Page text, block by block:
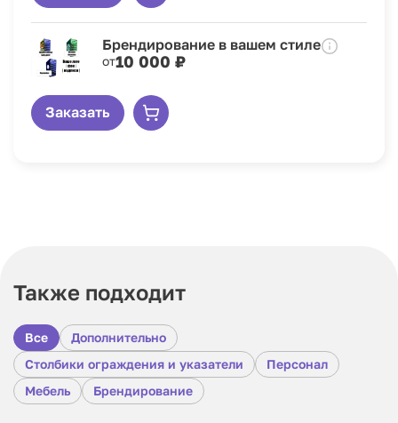
Брендирование в вашем стиле
от10 000 ₽
Заказать
Также подходит
Все
Дополнительно
Столбики ограждения и указатели
Персонал
Мебель
Брендирование